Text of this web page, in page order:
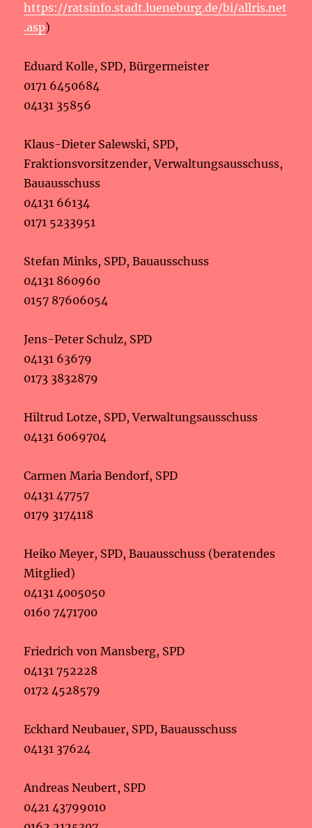
https://ratsinfo.stadt.lueneburg.de/bi/allris.net
.asp)
Eduard Kolle, SPD, Bürgermeister
0171 6450684
04131 35856
Klaus-Dieter Salewski, SPD,
Fraktionsvorsitzender, Verwaltungsausschuss,
Bauausschuss
04131 66134
0171 5233951
Stefan Minks, SPD, Bauausschuss
04131 860960
0157 87606054
Jens-Peter Schulz, SPD
04131 63679
0173 3832879
Hiltrud Lotze, SPD, Verwaltungsausschuss
04131 6069704
Carmen Maria Bendorf, SPD
04131 47757
0179 3174118
Heiko Meyer, SPD, Bauausschuss (beratendes
Mitglied)
04131 4005050
0160 7471700
Friedrich von Mansberg, SPD
04131 752228
0172 4528579
Eckhard Neubauer, SPD, Bauausschuss
04131 37624
Andreas Neubert, SPD
0421 43799010